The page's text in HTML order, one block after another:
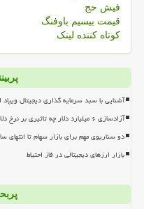
فیش حج
قیمت بیسیم باوفنگ
کوتاه کننده لینک
آشنایی با سبد سرمایه گذاری دیجیتال
آزادسازی ۶ میلیارد دلار چه تاثیری بر نرخ دلار و معیشت مردم دارد؟
دو سناریوی مهم برای بازار سهام تا انتهای
بازار ارزهای دیجیتالی در فاز احتیاط